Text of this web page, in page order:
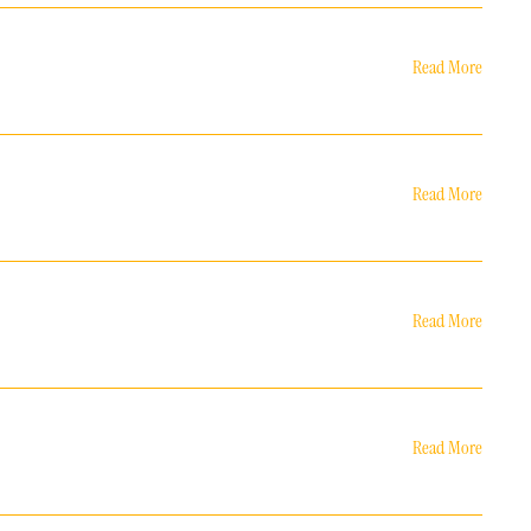
Read More
Read More
Read More
Read More